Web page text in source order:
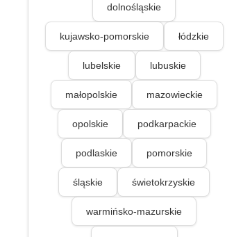
dolnośląskie
kujawsko-pomorskie łódzkie
lubelskie lubuskie
małopolskie mazowieckie
opolskie podkarpackie
podlaskie pomorskie
śląskie świetokrzyskie
warmińsko-mazurskie